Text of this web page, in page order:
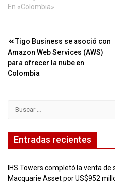
En «Colombia»
Navegación
de
entradas
Tigo Business se asoció con
Amazon Web Services (AWS)
para ofrecer la nube en
Colombia
Entradas recientes
IHS Towers completó la venta
Macquarie Asset por US$952